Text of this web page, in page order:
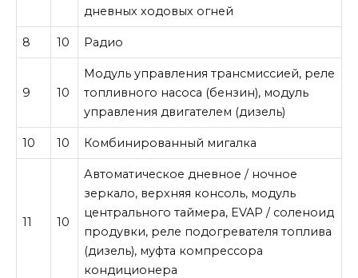
дневных ходовых огней
8 10 Радио
9 10
Модуль управления трансмиссией, реле
топливного насоса (бензин), модуль
управления двигателем (дизель)
10 10 Комбинированный мигалка
11 10
Автоматическое дневное / ночное
зеркало, верхняя консоль, модуль
центрального таймера, EVAP / соленоид
продувки, реле подогревателя топлива
(дизель), муфта компрессора
кондиционера